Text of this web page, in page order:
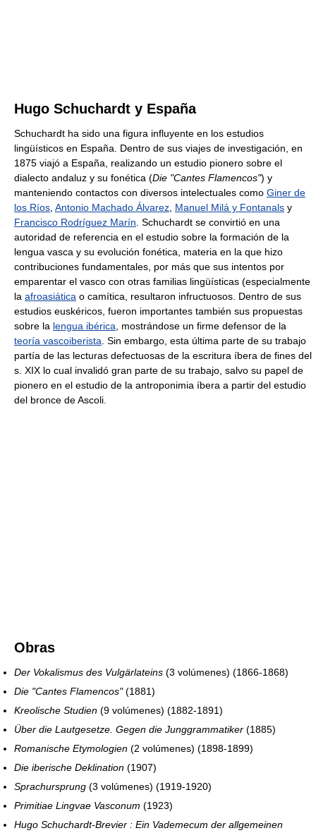
Hugo Schuchardt y España
Schuchardt ha sido una figura influyente en los estudios
lingüísticos en España. Dentro de sus viajes de investigación, en
1875 viajó a España, realizando un estudio pionero sobre el
dialecto andaluz y su fonética (Die "Cantes Flamencos") y
manteniendo contactos con diversos intelectuales como Giner de
los Ríos Antonio Machado Álvarez Manuel Milá y Fontanals y
Francisco Rodríguez Marín . Schuchardt se convirtió en una
autoridad de referencia en el estudio sobre la formación de la
lengua vasca y su evolución fonética, materia en la que hizo
contribuciones fundamentales, por más que sus intentos por
emparentar el vasco con otras familias lingüísticas (especialmente
la afroasiática o camítica, resultaron infructuosos. Dentro de sus
estudios euskéricos, fueron importantes también sus propuestas
sobre la lengua ibérica , mostrándose un firme defensor de la
teoría vascoiberista . Sin embargo, esta última parte de su trabajo
partía de las lecturas defectuosas de la escritura íbera de fines del
s. XIX lo cual invalidó gran parte de su trabajo, salvo su papel de
pionero en el estudio de la antroponimia íbera a partir del estudio
del bronce de Ascoli.
Obras
Der Vokalismus des Vulgärlateins (3 volúmenes) (1866-1868)
Die "Cantes Flamencos"(1881)
Kreolische Studien (9 volúmenes) (1882-1891)
Über die Lautgesetze. Gegen die Junggrammatiker (1885)
Romanische Etymologien (2 volúmenes) (1898-1899)
Die iberische Deklination (1907)
Sprachursprung (3 volúmenes) (1919-1920)
Primitiae Lingvae Vasconum (1923)
Hugo Schuchardt-Brevier : Ein Vademecum der allgemeinen